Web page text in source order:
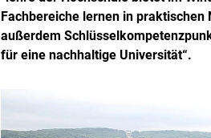
Fachbereiche lernen in
außerdem
für eine nachhaltige Universität“.